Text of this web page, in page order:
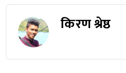
किरण श्रेष्ठ